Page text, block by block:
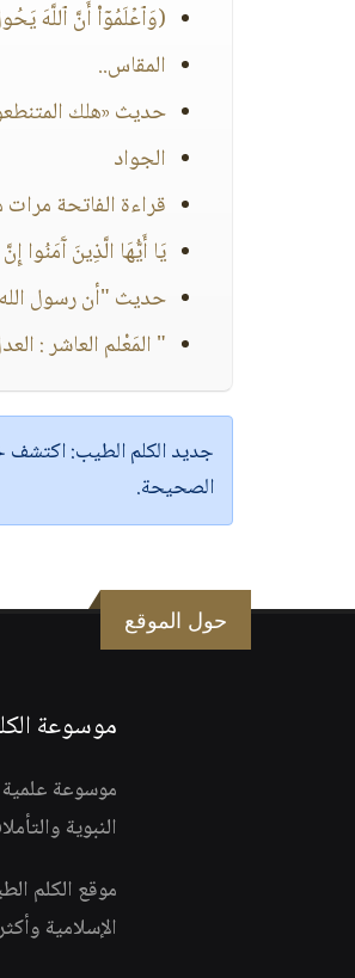
(وَٱعۡلَمُوۤا۟ أَنَّ ٱللَّهَ
المقاس..
حديث «هلك
الجواد
قراءة الفاتحة
يَا أَيُّهَا الَّذِينَ
حديث "أن رسول
" المَعْلم العاشر :
جديد الكلم الطيب:اكتشف
الصحيحة.
حول الموقع
موسوعة
موسوعة علمية
النبوية
موقع الكلم
الإسلامية